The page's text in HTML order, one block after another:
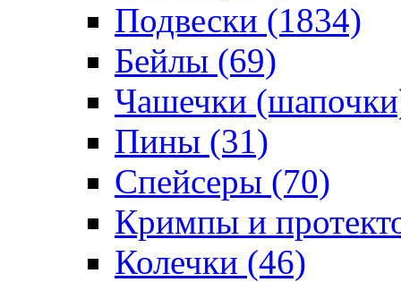
Подвески (1834)
Бейлы (69)
Чашечки
Пины (31)
Спейсеры (70)
Кримпы и
Колечки (46)